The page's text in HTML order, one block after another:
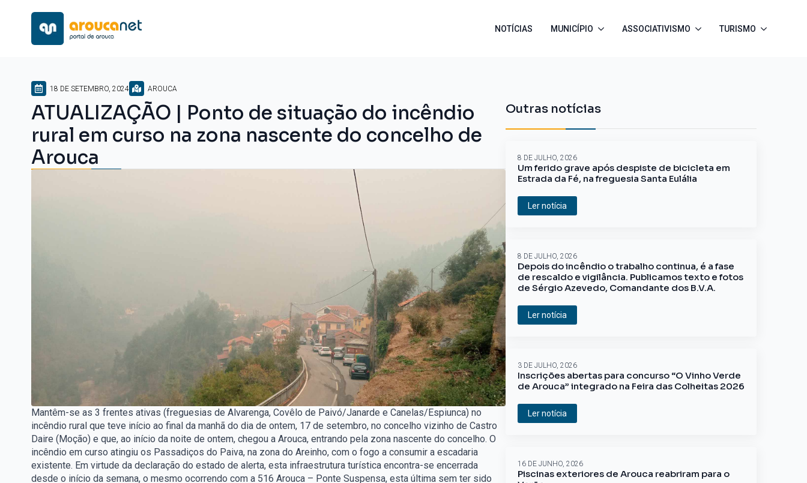
NOTÍCIAS MUNICÍPIO ASSOCIATIVISMO TURISMO
18 DE SETEMBRO, 2024 AROUCA
ATUALIZAÇÃO | Ponto de situação do incêndio
rural em curso na zona nascente do concelho de
Arouca
Mantêm-se as 3 frentes ativas (freguesias de Alvarenga, Covêlo de Paivó/Janarde e Canelas/Espiunca) no
incêndio rural que teve início ao final da manhã do dia de ontem, 17 de setembro, no concelho vizinho de Castro
Daire (Moção) e que, ao início da noite de ontem, chegou a Arouca, entrando pela zona nascente do concelho. O
incêndio em curso atingiu os Passadiços do Paiva, na zona do Areinho, com o fogo a consumir a escadaria
existente. Em virtude da declaração do estado de alerta, esta infraestrutura turística encontra-se encerrada
desde o início da semana, o mesmo ocorrendo com a 516 Arouca – Ponte Suspensa, esta última sem ter sido
Outras notícias
Um ferido grave após despiste de bicicleta em
Estrada da Fé, na freguesia Santa Eulália
8 DE JULHO, 2026
Ler notícia
Depois do incêndio o trabalho continua, é a fase
de rescaldo e vigilância. Publicamos texto e fotos
de Sérgio Azevedo, Comandante dos B.V.A.
8 DE JULHO, 2026
Ler notícia
Inscrições abertas para concurso “O Vinho Verde
de Arouca” integrado na Feira das Colheitas 2026
3 DE JULHO, 2026
Ler notícia
Piscinas exteriores de Arouca reabriram para o
16 DE JUNHO, 2026